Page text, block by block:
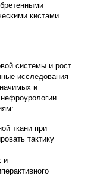
кистами
системы и рост
исследования
и
ткани при
тактику
и